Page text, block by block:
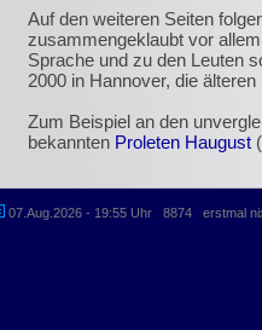
Auf den weiteren Seiten
zusammengeklaubt vor
Sprache und zu den Leuten
2000 in Hannover, die
Zum Beispiel an den
bekannten Proleten Haugust
07.Aug.2026 - 19:55 Uhr 8874 erstmal